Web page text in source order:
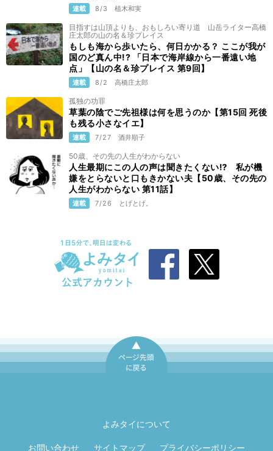
連載 8/3 植木和実
目指すは山頂よりも、おもしろい寄り道 山岳ライター高橋
庄太郎の山の名＆珍プレイス
もしも海から歩いたら、何日かかる？ ここが我が
国のど真ん中!? 「日本で海岸線から一番遠い地
点」【山の名＆珍プレイス 第9回】
連載 8/2 高橋庄太郎
孤独の功罪
草葉の陰でご先祖様は何を思うのか【第15回 死後
も残る小さなイエ】
連載 7/27 酒井順子
50歳、その先の人生がわからない
人生最期にこの人の声は聞きたくない⁉ 私が機
嫌をとらないと口もきかない夫【50歳、その先の
人生がわからない 第11話】
連載 7/26 とげとげ。
よみタイについて
お問い合わせ サイトマップ プライバシーポリシー